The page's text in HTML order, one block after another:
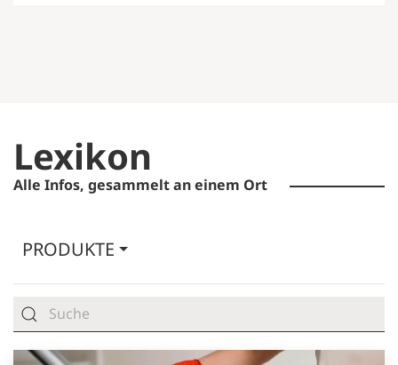
Lexikon
Alle Infos, gesammelt an einem Ort
PRODUKTE